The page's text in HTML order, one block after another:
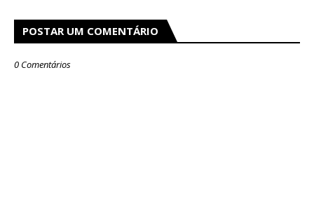
POSTAR UM COMENTÁRIO
0 Comentários